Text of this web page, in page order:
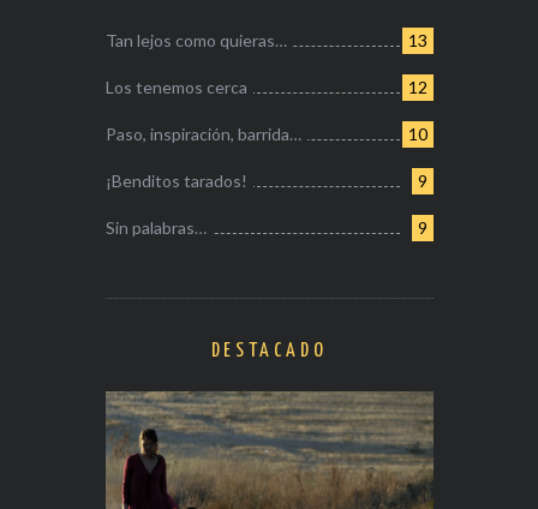
13
Tan lejos como quieras…
12
Los tenemos cerca
10
Paso, inspiración, barrida…
9
¡Benditos tarados!
9
Sin palabras…
DESTACADO